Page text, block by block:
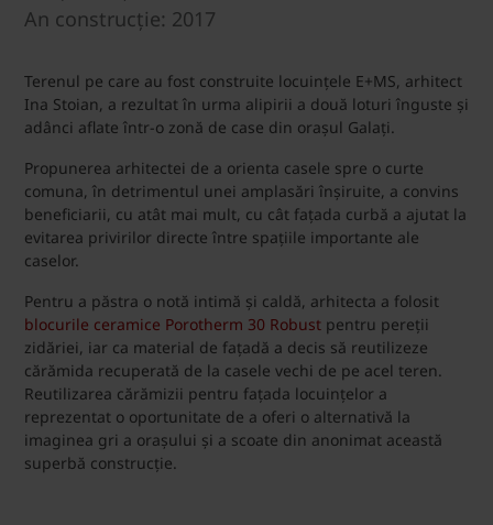
An construcție: 2017
Terenul pe care au fost construite locuințele E+MS, arhitect
Ina Stoian, a rezultat în urma alipirii a două loturi înguste și
adânci aflate într-o zonă de case din orașul Galați.
Propunerea arhitectei de a orienta casele spre o curte
comuna, în detrimentul unei amplasări înșiruite, a convins
beneficiarii, cu atât mai mult, cu cât fațada curbă a ajutat la
evitarea privirilor directe între spațiile importante ale
caselor.
Pentru a păstra o notă intimă și caldă, arhitecta a folosit
blocurile ceramice Porotherm 30 Robust pentru pereții
zidăriei, iar ca material de fațadă a decis să reutilizeze
cărămida recuperată de la casele vechi de pe acel teren.
Reutilizarea cărămizii pentru fațada locuințelor a
reprezentat o oportunitate de a oferi o alternativă la
imaginea gri a orașului și a scoate din anonimat această
superbă construcție.